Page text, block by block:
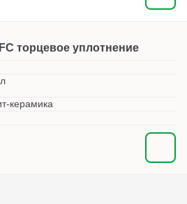
торцевое уплотнение
керамика